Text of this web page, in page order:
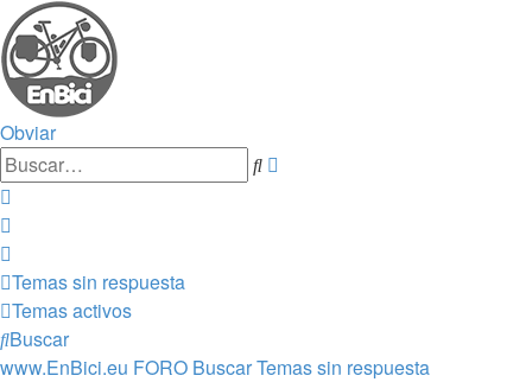
Obviar
Buscar
Temas sin respuesta
Temas activos
Buscar
www.EnBici.eu FORO BuscarTemas sin respuesta